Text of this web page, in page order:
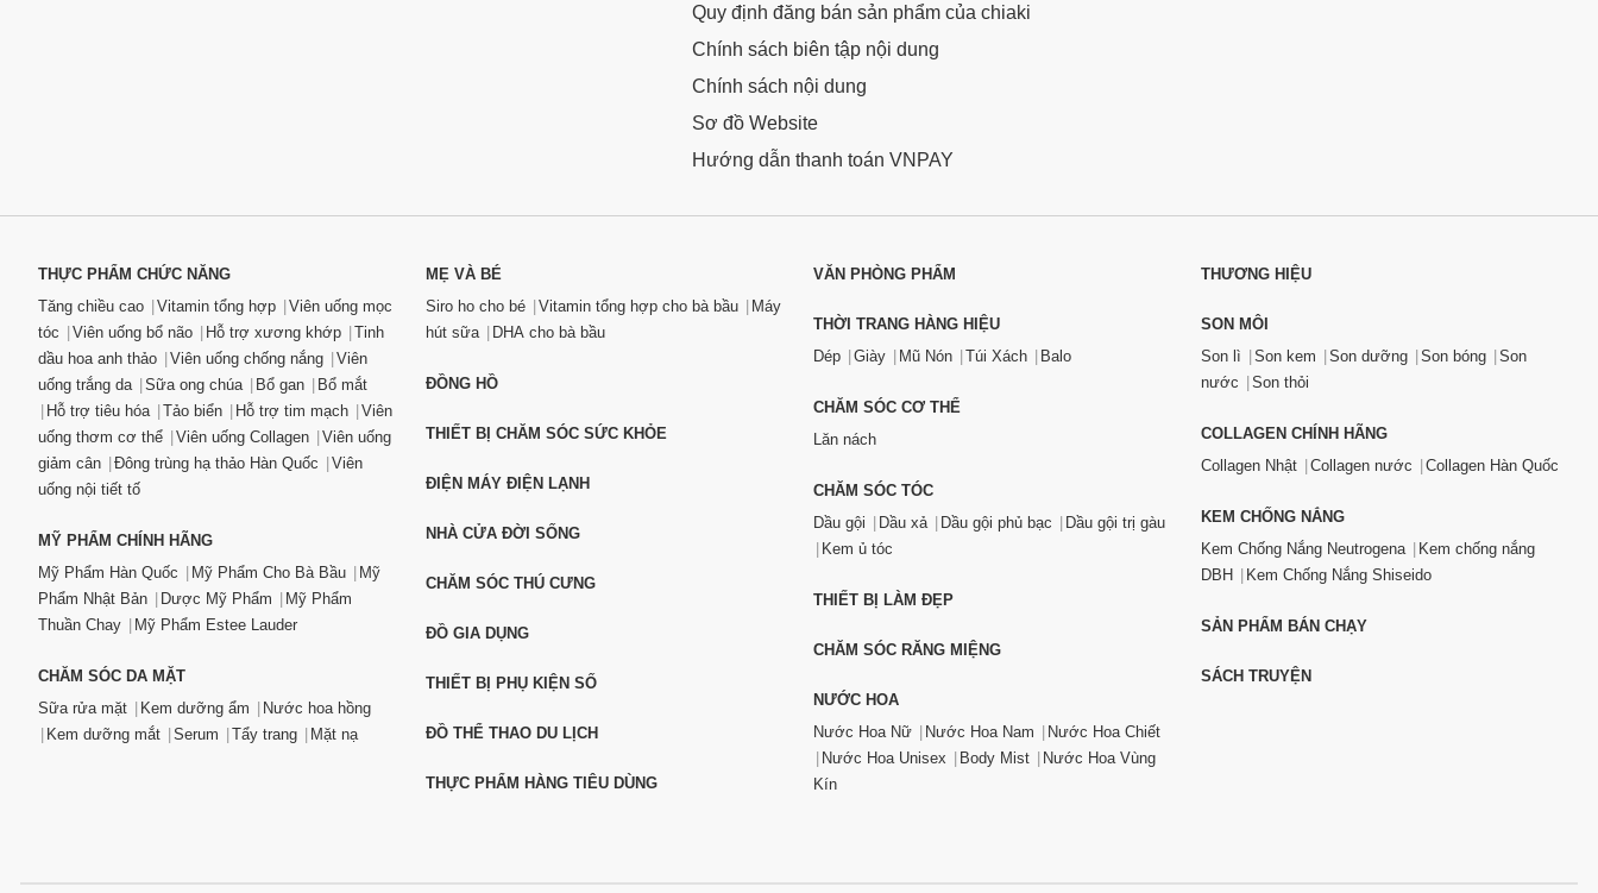
Quy định đăng bán sản phẩm của chiaki
Chính sách biên tập nội dung
Chính sách nội dung
Sơ đồ Website
Hướng dẫn thanh toán VNPAY
THỰC PHẨM CHỨC NĂNG
Tăng chiều cao
Vitamin tổng hợp
Viên uống mọc
tóc
Viên uống bổ não Hỗ trợ xương khớp
Tinh
dầu hoa anh thảo
Viên uống chống nắng
Viên
uống trắng da
Sữa ong chúa Bổ gan
Bổ mắt
Hỗ trợ tiêu hóa
Tảo biển Hỗ trợ tim mạch
Viên
uống thơm cơ thể
Viên uống Collagen
Viên uống
giảm cân
Đông trùng hạ thảo Hàn Quốc
Viên
uống nội tiết tố
MỸ PHẨM CHÍNH HÃNG
Mỹ Phẩm Hàn Quốc
Mỹ Phẩm Cho Bà Bầu
Mỹ
Phẩm Nhật Bản
Dược Mỹ Phẩm
Mỹ Phẩm
Thuần Chay
Mỹ Phẩm Estee Lauder
CHĂM SÓC DA MẶT
Sữa rửa mặt
Kem dưỡng ẩm
Nước hoa hồng
Kem dưỡng mắt
Serum Tẩy trang Mặt nạ
MẸ VÀ BÉ
Siro ho cho bé
Vitamin tổng hợp cho bà bầu
Máy
hút sữa
DHA cho bà bầu
ĐỒNG HỒ
THIẾT BỊ CHĂM SÓC SỨC KHỎE
ĐIỆN MÁY ĐIỆN LẠNH
NHÀ CỬA ĐỜI SỐNG
CHĂM SÓC THÚ CƯNG
ĐỒ GIA DỤNG
THIẾT BỊ PHỤ KIỆN SỐ
ĐỒ THỂ THAO DU LỊCH
THỰC PHẨM HÀNG TIÊU DÙNG
VĂN PHÒNG PHẨM
THỜI TRANG HÀNG HIỆU
Dép
Giày Mũ Nón Túi Xách Balo
CHĂM SÓC CƠ THỂ
Lăn nách
CHĂM SÓC TÓC
Dầu gội
Dầu xả Dầu gội phủ bạc
Dầu gội trị gàu
Kem ủ tóc
THIẾT BỊ LÀM ĐẸP
CHĂM SÓC RĂNG MIỆNG
NƯỚC HOA
Nước Hoa Nữ
Nước Hoa Nam
Nước Hoa Chiết
Nước Hoa Unisex
Body Mist
Nước Hoa Vùng
Kín
THƯƠNG HIỆU
SON MÔI
Son lì
Son kem Son dưỡng Son bóng
Son
nước
Son thỏi
COLLAGEN CHÍNH HÃNG
Collagen Nhật
Collagen nước Collagen Hàn Quốc
KEM CHỐNG NẮNG
Kem Chống Nắng Neutrogena
Kem chống nắng
DBH
Kem Chống Nắng Shiseido
SẢN PHẨM BÁN CHẠY
SÁCH TRUYỆN